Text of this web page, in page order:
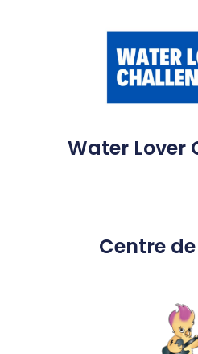
Water Lover
Centre